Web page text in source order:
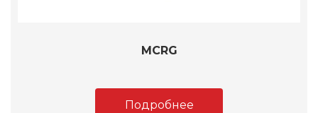
MCRG
Подробнее